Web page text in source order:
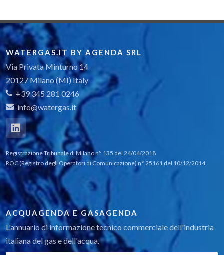
WATERGAS.IT BY AGENDA SRL
Via Privata Minturno 14
20127 Milano (MI) Italy
+39 345 281 0246
info@watergas.it
Registrazione Tribunale di Milano n° 135 del 24/04/2018
ROC (Registro degli Operatori di Comunicazione) n° 25161 del 10/12/2014
ACQUAGENDA E GASAGENDA
L'annuario di informazione tecnico commerciale dell'industria
italiana del gas e dell'acqua.